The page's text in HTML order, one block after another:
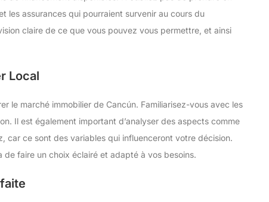
les assurances qui pourraient survenir au cours du
claire de ce que vous pouvez vous permettre, et ainsi
Local
le marché immobilier de Cancún. Familiarisez-vous avec les
Il est également important d’analyser des aspects comme
car ce sont des variables qui influenceront votre décision.
faire un choix éclairé et adapté à vos besoins.